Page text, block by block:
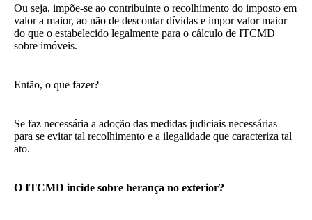
Ou seja, impõe-se ao contribuinte o recolhimento do imposto em
valor a maior, ao não de descontar dívidas e impor valor maior
do que o estabelecido legalmente para o cálculo de ITCMD
sobre imóveis.
Então, o que fazer?
Se faz necessária a adoção das medidas judiciais necessárias
para se evitar tal recolhimento e a ilegalidade que caracteriza tal
ato.
O ITCMD incide sobre herança no exterior?